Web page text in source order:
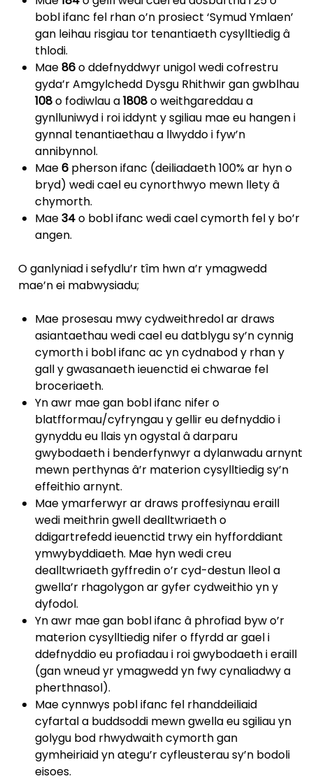
bobl ifanc fel rhan o’n prosiect ‘Symud Ymlaen’
gan leihau risgiau tor tenantiaeth cysylltiedig â
thlodi.
Mae86o ddefnyddwyr unigol wedi cofrestru
gyda’r Amgylchedd Dysgu Rhithwir gan gwblhau
108o fodiwlau a1808o weithgareddau a
gynlluniwyd i roi iddynt y sgiliau mae eu hangen i
gynnal tenantiaethau a llwyddo i fyw’n
annibynnol.
Mae6 pherson ifanc (deiliadaeth 100% ar hyn o
bryd) wedi cael eu cynorthwyo mewn llety â
chymorth.
Mae34o bobl ifanc wedi cael cymorth fel y bo’r
angen.
O ganlyniad i sefydlu’r tîm hwn a’r ymagwedd
mae’n ei mabwysiadu;
Mae prosesau mwy cydweithredol ar draws
asiantaethau wedi cael eu datblygu sy’n cynnig
cymorth i bobl ifanc ac yn cydnabod y rhan y
gall y gwasanaeth ieuenctid ei chwarae fel
broceriaeth.
Yn awr mae gan bobl ifanc nifer o
blatfformau/cyfryngau y gellir eu defnyddio i
gynyddu eu llais yn ogystal â darparu
gwybodaeth i benderfynwyr a dylanwadu arnynt
mewn perthynas â’r materion cysylltiedig sy’n
effeithio arnynt.
Mae ymarferwyr ar draws proffesiynau eraill
wedi meithrin gwell dealltwriaeth o
ddigartrefedd ieuenctid trwy ein hyfforddiant
ymwybyddiaeth. Mae hyn wedi creu
dealltwriaeth gyffredin o’r cyd-destun lleol a
gwella’r rhagolygon ar gyfer cydweithio yn y
dyfodol.
Yn awr mae gan bobl ifanc â phrofiad byw o’r
materion cysylltiedig nifer o ffyrdd ar gael i
ddefnyddio eu profiadau i roi gwybodaeth i eraill
(gan wneud yr ymagwedd yn fwy cynaliadwy a
pherthnasol).
Mae cynnwys pobl ifanc fel rhanddeiliaid
cyfartal a buddsoddi mewn gwella eu sgiliau yn
golygu bod rhwydwaith cymorth gan
gymheiriaid yn ategu’r cyfleusterau sy’n bodoli
eisoes.